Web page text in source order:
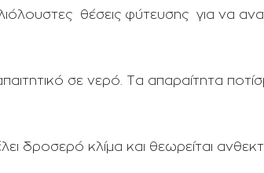
θέσεις φύτευσης για να
σε νερό. Τα απαραίτητα
δροσερό κλίμα και θεωρείται